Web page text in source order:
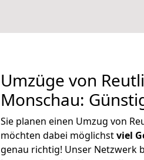
Umzüge von
Monschau:
Sie planen einen Umzug von
möchten dabei möglichstviel
genau richtig! Unser Netzwerk